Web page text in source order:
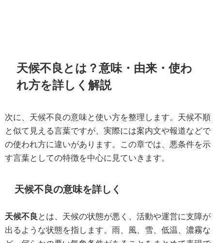
天候不良とは？意味・由来・使わ
れ方を詳しく解説
次に、天候不良の意味と使い方を整理します。天候不順
と似て見える言葉ですが、実際には案内文や報道などで
の使われ方に違いがあります。この章では、悪条件を示
す言葉としての特徴を中心に見ていきます。
天候不良の意味を詳しく
天候不良 とは、天候の状態が悪く、活動や運営に支障が
出るような状態を指します。雨、風、雪、低温、濃霧な